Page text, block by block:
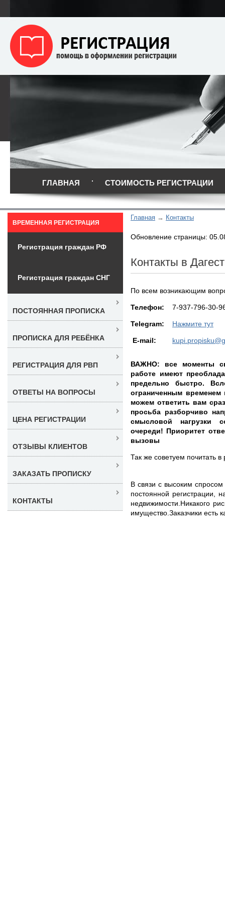
ГЛАВНАЯ СТОИМОСТЬ РЕГИСТРАЦИИ
Главная Контакты
Обновление страницы:
Контакты в
По всем возникающим
Teлефон: 7-937-796-30-
Telegram: Нажмите тут
E-mail:
ВАЖНО: все моменты
работе имеют
предельно быстро.
ограниченным
можем ответить вам
просьба разборчиво
смысловой нагрузки
очереди! Приоритет
вызовы
Так же советуем почитать
В связи с высоким
постоянной регистрации,
недвижимости.Никакого
имущество.Заказчики есть
ВРЕМЕННАЯ РЕГИСТРАЦИЯ
Регистрация граждан РФ
Регистрация граждан СНГ
ПОСТОЯННАЯ ПРОПИСКА
ПРОПИСКА ДЛЯ РЕБЁНКА
РЕГИСТРАЦИЯ ДЛЯ РВП
ОТВЕТЫ НА ВОПРОСЫ
ЦЕНА РЕГИСТРАЦИИ
ОТЗЫВЫ КЛИЕНТОВ
ЗАКАЗАТЬ ПРОПИСКУ
КОНТАКТЫ